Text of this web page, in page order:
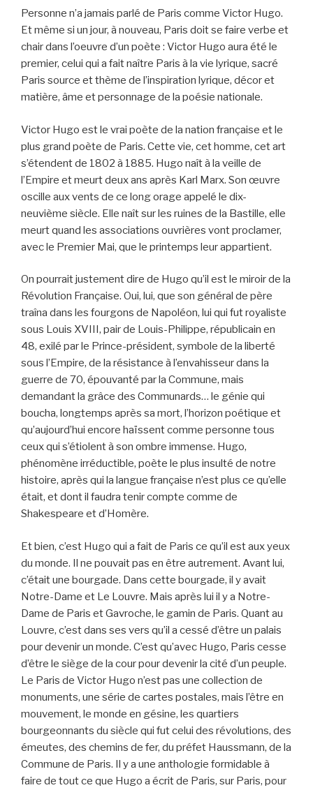
Personne n’a jamais parlé de Paris comme Victor Hugo.
Et même si un jour, à nouveau, Paris doit se faire verbe et
chair dans l’oeuvre d’un poète : Victor Hugo aura été le
premier, celui qui a fait naître Paris à la vie lyrique, sacré
Paris source et thème de l’inspiration lyrique, décor et
matière, âme et personnage de la poésie nationale.
Victor Hugo est le vrai poète de la nation française et le
plus grand poète de Paris. Cette vie, cet homme, cet art
s’étendent de 1802 à 1885. Hugo naît à la veille de
l’Empire et meurt deux ans après Karl Marx. Son œuvre
oscille aux vents de ce long orage appelé le dix-
neuvième siècle. Elle naît sur les ruines de la Bastille, elle
meurt quand les associations ouvrières vont proclamer,
avec le Premier Mai, que le printemps leur appartient.
On pourrait justement dire de Hugo qu’il est le miroir de la
Révolution Française. Oui, lui, que son général de père
traîna dans les fourgons de Napoléon, lui qui fut royaliste
sous Louis XVIII, pair de Louis-Philippe, républicain en
48, exilé par le Princе-président, symbole de la liberté
sous l’Empire, de la résistance à l’envahisseur dans la
guerre de 70, épouvanté par la Commune, mais
demandant la grâce des Communards… le génie qui
boucha, longtemps après sa mort, l’horizon poétique et
qu’aujourd’hui encore haïssent comme personne tous
ceux qui s’étiolent à son ombre immense. Hugo,
phénomène irréductible, poète le plus insulté de notre
histoire, après qui la langue française n’est plus ce qu’elle
était, et dont il faudra tenir compte comme de
Shakespeare et d’Homère.
Et bien, c’est Hugo qui a fait de Paris ce qu’il est aux yeux
du monde. Il ne pouvait pas en être autrement. Avant lui,
c’était une bourgade. Dans cette bourgade, il y avait
Notre-Dame et Le Louvre. Mais après lui il y a Notre-
Dame de Paris et Gavroche, le gamin de Paris. Quant au
Louvre, c’est dans ses vers qu’il a cessé d’être un palais
pour devenir un monde. C’est qu’avec Hugo, Paris cesse
d’être le siège de la cour pour devenir la cité d’un peuple.
Le Paris de Victor Hugo n’est pas une collection de
monuments, une série de cartes postales, mais l’être en
mouvement, le monde en gésine, les quartiers
bourgeonnants du siècle qui fut celui des révolutions, des
émeutes, des chemins de fer, du préfet Haussmann, de la
Commune de Paris. Il y a une anthologie formidable à
faire de tout ce que Hugo a écrit de Paris, sur Paris, pour